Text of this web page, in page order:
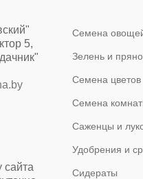
5,
сайта
Семена
Зелень и
Семена цветов
Семена
Саженцы и
Удобрения и
Сидераты